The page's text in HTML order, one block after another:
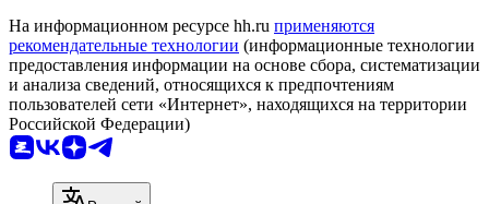
На информационном ресурсе hh.ru применяются
рекомендательные технологии (информационные технологии
предоставления информации на основе сбора, систематизации
и анализа сведений, относящихся к предпочтениям
пользователей сети «Интернет», находящихся на территории
Российской Федерации)